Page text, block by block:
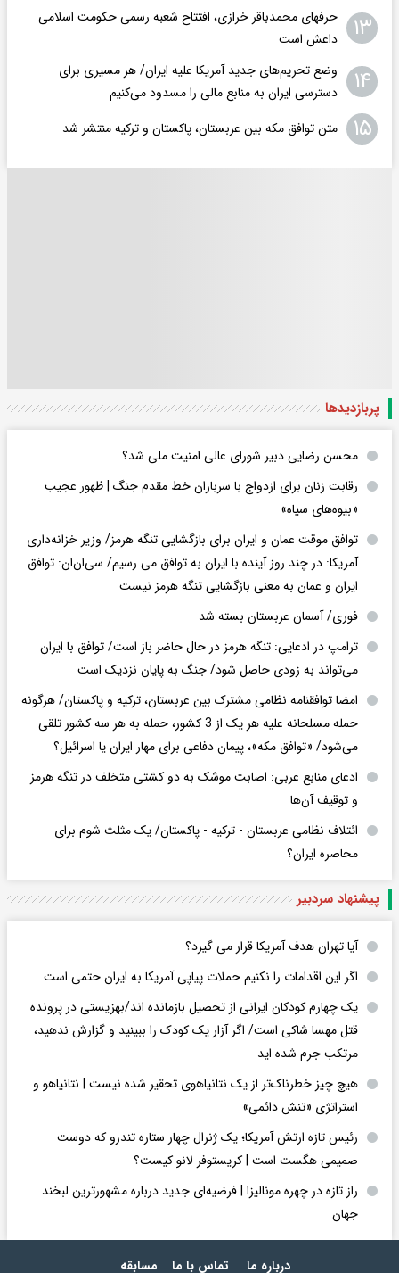
۱۳
حرفهای محمدباقر خرازی، افتتاح شعبه رسمی حکومت اسلامی
داعش است
۱۴
وضع تحریم‌های جدید آمریکا علیه ایران/ هر مسیری برای
دسترسی ایران به منابع مالی را مسدود می‌کنیم
۱۵ متن توافق مکه بین عربستان، پاکستان و ترکیه منتشر شد
پربازدید‌ها
محسن رضایی دبیر شورای عالی امنیت ملی شد؟
رقابت زنان برای ازدواج با سربازان خط مقدم جنگ | ظهور عجیب
«بیوه‌های سیاه»
توافق موقت عمان و ایران برای بازگشایی تنگه هرمز/ وزیر خزانه‌داری
آمریکا: در چند روز آینده با ایران به توافق می رسیم/ سی‌ان‌ان: توافق
ایران و عمان به معنی بازگشایی تنگه هرمز نیست
فوری/ آسمان عربستان بسته شد
ترامپ در ادعایی: تنگه هرمز در حال حاضر باز است/ توافق با ایران
می‌تواند به‌ زودی حاصل شود/ جنگ به پایان نزدیک است
امضا توافقنامه نظامی مشترک بین عربستان، ترکیه و پاکستان/ هرگونه
حمله مسلحانه علیه هر یک از 3 کشور، حمله به هر سه کشور تلقی
می‌شود/ «توافق مکه»، پیمان دفاعی برای مهار ایران یا اسرائیل؟
ادعای منابع عربی: اصابت موشک به دو کشتی متخلف در تنگه هرمز
و توقیف آن‌ها
ائتلاف نظامی عربستان - ترکیه - پاکستان/ یک مثلث شوم برای
محاصره ایران؟
پیشنهاد سردبیر
آیا تهران هدف آمریکا قرار می گیرد؟
اگر این اقدامات را نکنیم حملات پیاپی آمریکا به ایران حتمی است
یک چهارم کودکان ایرانی از تحصیل بازمانده اند/بهزیستی در پرونده
قتل مهسا شاکی است/ اگر آزار یک کودک را ببینید و گزارش ندهید،
مرتکب جرم شده اید
هیچ چیز خطرناک‌تر از یک نتانیاهوی تحقیر شده نیست | نتانیاهو و
استراتژی «تنش دائمی»
رئیس تازه ارتش آمریکا؛ یک ژنرال چهار ستاره تندرو که دوست
صمیمی هگست است | کریستوفر لانو کیست؟
راز تازه در چهره مونالیزا | فرضیه‌ای جدید درباره مشهورترین لبخند
جهان
درباره ما تماس با ما مسابقه